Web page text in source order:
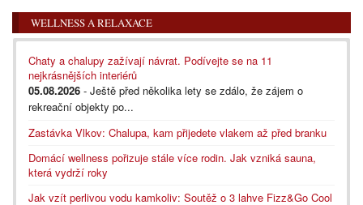
WELLNESS A RELAXACE
Chaty a chalupy zažívají návrat. Podívejte se na 11
nejkrásnějších interiérů
05.08.2026 - Ještě před několika lety se zdálo, že zájem o
rekreační objekty po...
Zastávka Vlkov: Chalupa, kam přijedete vlakem až před branku
Domácí wellness pořizuje stále více rodin. Jak vzniká sauna,
která vydrží roky
Jak vzít perlivou vodu kamkoliv: Soutěž o 3 lahve Fizz&Go Cool